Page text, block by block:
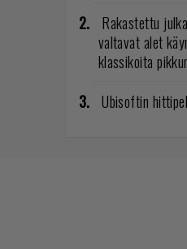
Rakastettu
valtavat alet
klassikoita
Ubisoftin